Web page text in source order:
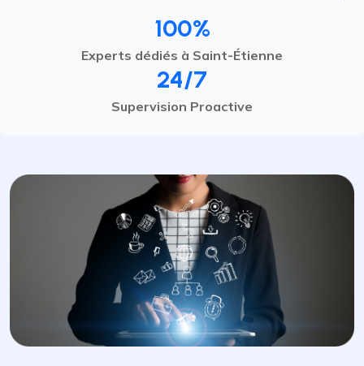
100%
Experts dédiés à Saint-Étienne
24/7
Supervision Proactive